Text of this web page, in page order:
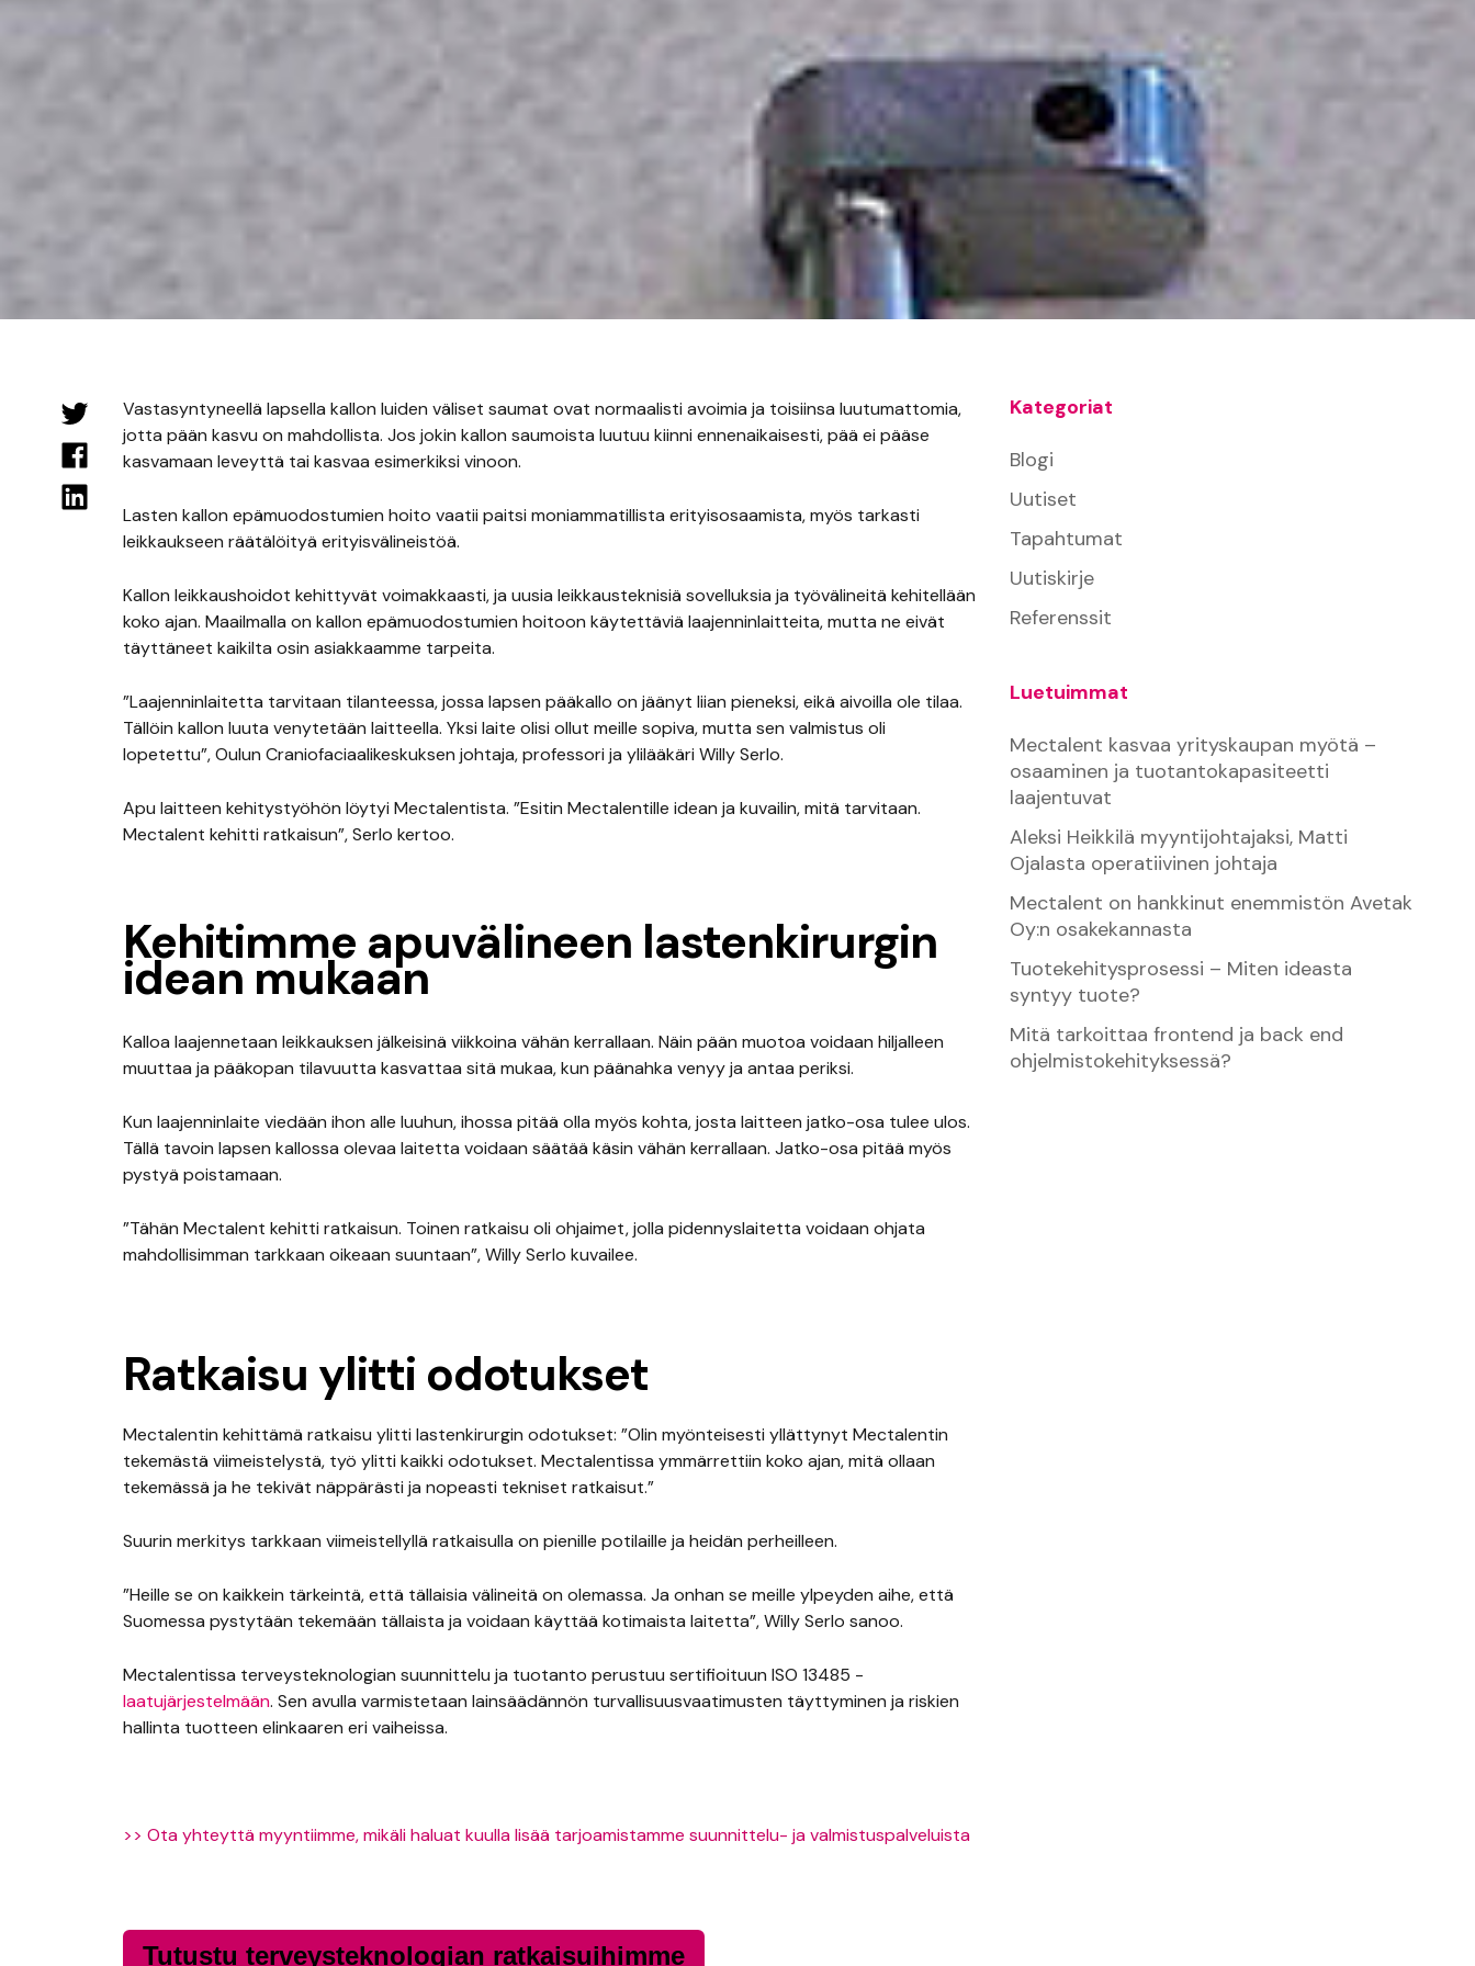
Vastasyntyneellä lapsella kallon luiden väliset saumat ovat normaalisti avoimia ja toisiinsa luutumattomia,
jotta pään kasvu on mahdollista. Jos jokin kallon saumoista luutuu kiinni ennenaikaisesti, pää ei pääse
kasvamaan leveyttä tai kasvaa esimerkiksi vinoon.
Lasten kallon epämuodostumien hoito vaatii paitsi moniammatillista erityisosaamista, myös tarkasti
leikkaukseen räätälöityä erityisvälineistöä.
Kallon leikkaushoidot kehittyvät voimakkaasti, ja uusia leikkausteknisiä sovelluksia ja työvälineitä kehitellään
koko ajan. Maailmalla on kallon epämuodostumien hoitoon käytettäviä laajenninlaitteita, mutta ne eivät
täyttäneet kaikilta osin asiakkaamme tarpeita.
”Laajenninlaitetta tarvitaan tilanteessa, jossa lapsen pääkallo on jäänyt liian pieneksi, eikä aivoilla ole tilaa.
Tällöin kallon luuta venytetään laitteella. Yksi laite olisi ollut meille sopiva, mutta sen valmistus oli
lopetettu”, Oulun Craniofaciaalikeskuksen johtaja, professori ja ylilääkäri Willy Serlo.
Apu laitteen kehitystyöhön löytyi Mectalentista. ”Esitin Mectalentille idean ja kuvailin, mitä tarvitaan.
Mectalent kehitti ratkaisun”, Serlo kertoo.
Kehitimme apuvälineen lastenkirurgin
idean mukaan
Kalloa laajennetaan leikkauksen jälkeisinä viikkoina vähän kerrallaan. Näin pään muotoa voidaan hiljalleen
muuttaa ja pääkopan tilavuutta kasvattaa sitä mukaa, kun päänahka venyy ja antaa periksi.
Kun laajenninlaite viedään ihon alle luuhun, ihossa pitää olla myös kohta, josta laitteen jatko-osa tulee ulos.
Tällä tavoin lapsen kallossa olevaa laitetta voidaan säätää käsin vähän kerrallaan. Jatko-osa pitää myös
pystyä poistamaan.
”Tähän Mectalent kehitti ratkaisun. Toinen ratkaisu oli ohjaimet, jolla pidennyslaitetta voidaan ohjata
mahdollisimman tarkkaan oikeaan suuntaan”, Willy Serlo kuvailee.
Ratkaisu ylitti odotukset
Mectalentin kehittämä ratkaisu ylitti lastenkirurgin odotukset: ”Olin myönteisesti yllättynyt Mectalentin
tekemästä viimeistelystä, työ ylitti kaikki odotukset. Mectalentissa ymmärrettiin koko ajan, mitä ollaan
tekemässä ja he tekivät näppärästi ja nopeasti tekniset ratkaisut.”
Suurin merkitys tarkkaan viimeistellyllä ratkaisulla on pienille potilaille ja heidän perheilleen.
”Heille se on kaikkein tärkeintä, että tällaisia välineitä on olemassa. Ja onhan se meille ylpeyden aihe, että
Suomessa pystytään tekemään tällaista ja voidaan käyttää kotimaista laitetta”, Willy Serlo sanoo.
Mectalentissa terveysteknologian suunnittelu ja tuotanto perustuu sertifioituun ISO 13485 -
laatujärjestelmään. Sen avulla varmistetaan lainsäädännön turvallisuusvaatimusten täyttyminen ja riskien
hallinta tuotteen elinkaaren eri vaiheissa.
>> Ota yhteyttä myyntiimme, mikäli haluat kuulla lisää tarjoamistamme suunnittelu- ja valmistuspalveluista
Tutustu terveysteknologian ratkaisuihimme
Kategoriat
Blogi
Uutiset
Tapahtumat
Uutiskirje
Referenssit
Luetuimmat
Mectalent kasvaa yrityskaupan myötä –
osaaminen ja tuotantokapasiteetti
laajentuvat
Aleksi Heikkilä myyntijohtajaksi, Matti
Ojalasta operatiivinen johtaja
Mectalent on hankkinut enemmistön Avetak
Oy:n osakekannasta
Tuotekehitysprosessi – Miten ideasta
syntyy tuote?
Mitä tarkoittaa frontend ja back end
ohjelmistokehityksessä?